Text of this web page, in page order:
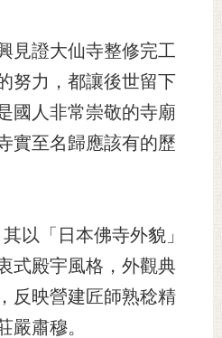
見證大仙寺整修完工
努力，都讓後世留下
國人非常崇敬的寺廟
實至名歸應該有的歷
以「日本佛寺外貌」
式殿宇風格，外觀典
反映營建匠師熟稔精
肅穆。